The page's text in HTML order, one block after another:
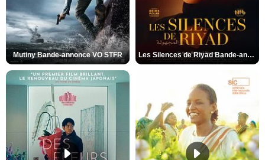
Mutiny Bande-annonce VO STFR Les Silences de Riyad Bande-annonce VO STFR